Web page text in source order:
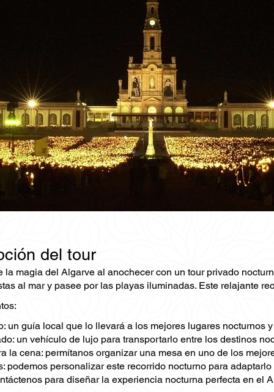
del tour
la magia del Algarve al anochecer con un tour privado
al mar y pasee por las playas iluminadas. Este relajante
un guía local que lo llevará a los mejores lugares nocturnos
un vehículo de lujo para transportarlo entre los destinos
la cena: permítanos organizar una mesa en uno de los
podemos personalizar este recorrido nocturno para
para diseñar la experiencia nocturna perfecta en el